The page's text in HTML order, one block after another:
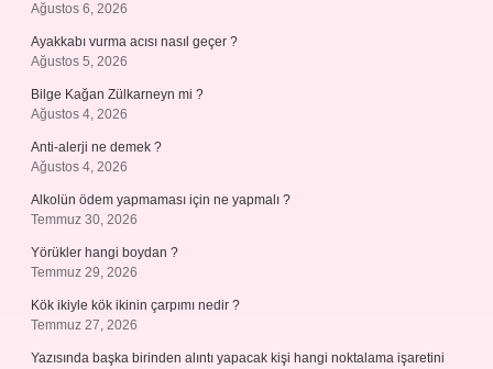
Ağustos 6, 2026
Ayakkabı vurma acısı nasıl geçer ?
Ağustos 5, 2026
Bilge Kağan Zülkarneyn mi ?
Ağustos 4, 2026
Anti-alerji ne demek ?
Ağustos 4, 2026
Alkolün ödem yapmaması için ne yapmalı ?
Temmuz 30, 2026
Yörükler hangi boydan ?
Temmuz 29, 2026
Kök ikiyle kök ikinin çarpımı nedir ?
Temmuz 27, 2026
Yazısında başka birinden alıntı yapacak kişi hangi noktalama işaretini